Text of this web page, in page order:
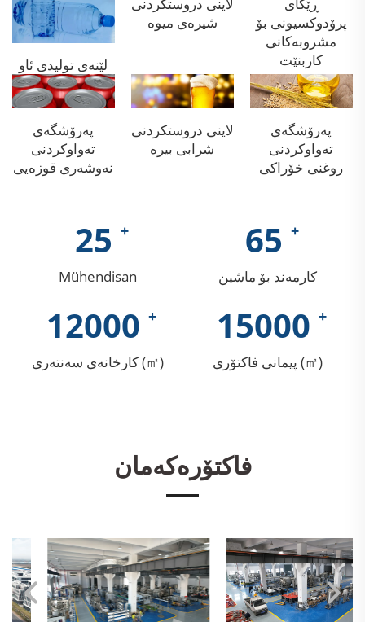
لێنەی تولیدی ئاو
شیرەی میوە
پرۆدوكسیونی بۆ
مشروبەکانی
کاربنێت
پەرۆشگەی
تەواوکردنی
نەوشەری قوزەیی
لاینی دروستكردنی
پەرۆشگەی
تەواوکردنی
روغنی خۆراکی
25
Mühendisan
65
کارمەند بۆ ماشین
12000
کارخانەی سەنتەری (㎡)
15000
پیمانی فاکتۆری (㎡)
فاکتۆرەکەمان